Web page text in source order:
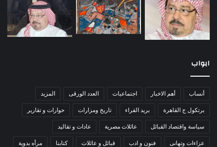
ابواب
أنساب أهم الاخبار اجتماعيات العدد الورقى المزيد
برتكول ج القاهرة بريد القراء تاريخ ومزارات حوارات و تقارير
سياسة واقتصاد القبائل عائلات مصرية عادات و تقاليد
عزاءات وتهانى فنون و ادب قبائل و عائلات كتابنا مرأه بدوية